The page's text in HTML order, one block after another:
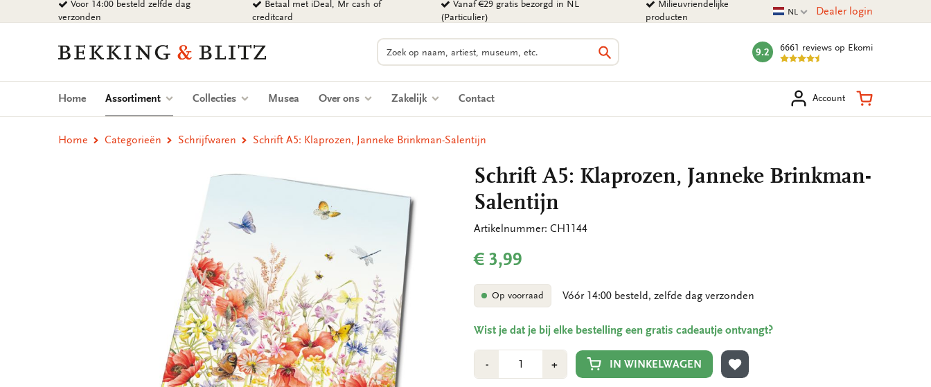
naar
Voor 14:00 besteld zelfde dag
verzonden
Betaal met iDeal, Mr cash of
creditcard
Vanaf €29 gratis bezorgd in NL
(Particulier)
Milieuvriendelijke
producten
Huidige taal
NL Dealer login
Bekking
Blitz
Uitgevers
Zoeken
Zoeken
mark:
9.2 6661 reviews op Ekomi
Home Assortiment (current)Collecties Musea Over ons Zakelijk Contact Account Winkelmand
Home Categorieën Schrijfwaren Schrift A5: Klaprozen, Janneke Brinkman-Salentijn
Schrift A5: Klaprozen, Janneke Brinkman-
Salentijn
Artikelnummer: CH1144
€ 3,99
Op voorraad Vóór 14:00 besteld, zelfde dag verzonden
Wist je dat je bij elke bestelling een gratis cadeautje ontvangt?
-Min
1
+Plus
1
IN WINKELWAGEN
TOEVOEGEN AAN VERLANGLIJST